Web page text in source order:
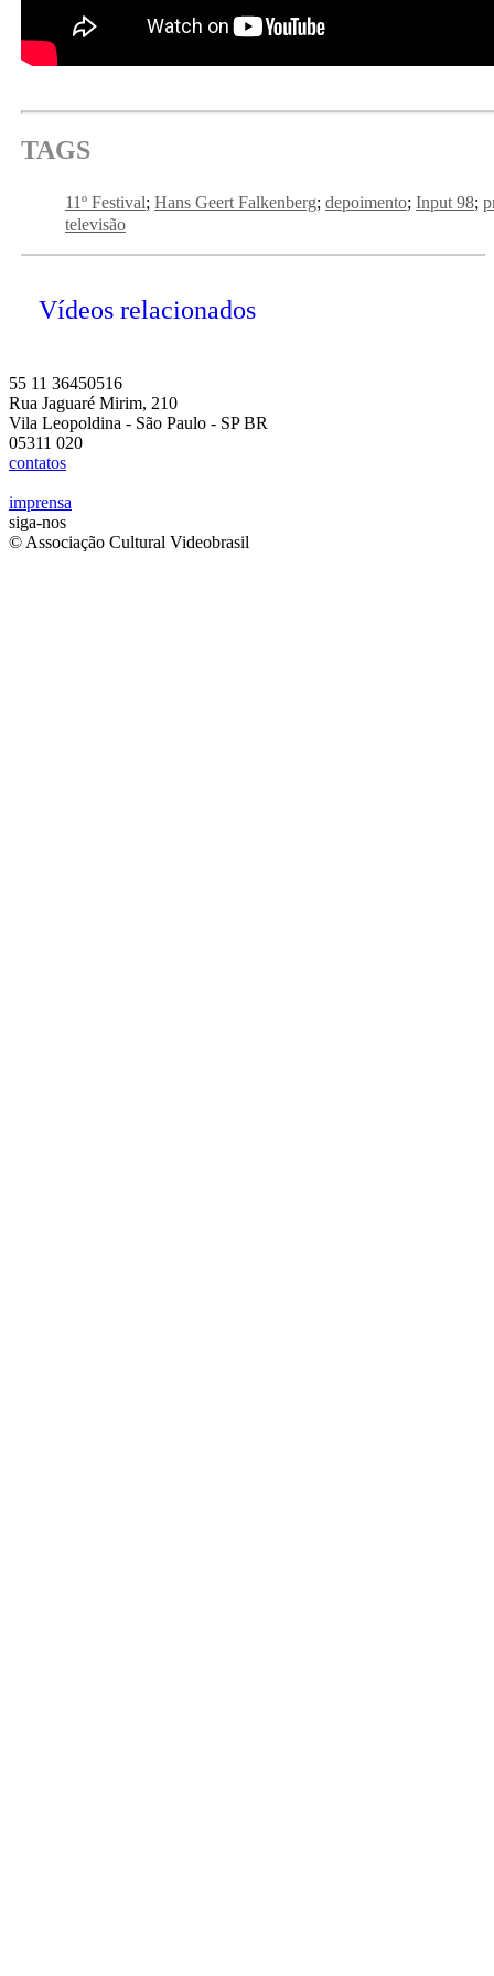
TAGS
11º Festival Hans Geert Falkenberg depoimento Input 98
televisão
Vídeos relacionados
55 11 36450516
Rua Jaguaré Mirim, 210
Vila Leopoldina - São Paulo - SP BR
05311 020
contatos
imprensa
siga-nos
© Associação Cultural Videobrasil